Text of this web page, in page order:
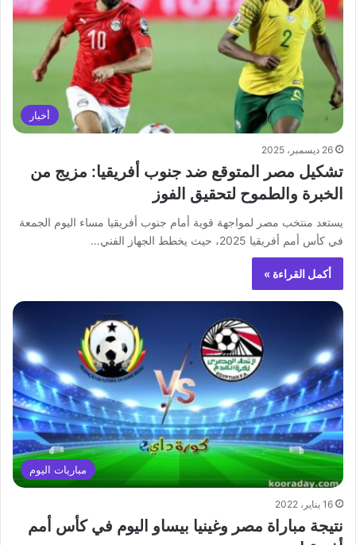
أخبار
26 ديسمبر، 2025
تشكيل مصر المتوقع ضد جنوب أفريقيا: مزيج من
الخبرة والطموح لتحقيق الفوز
يستعد منتخب مصر لمواجهة قوية أمام جنوب أفريقيا مساء اليوم الجمعة
في كأس أمم أفريقيا 2025، حيث يخطط الجهاز الفني…
أكمل القراءة »
مباريات اليوم
16 يناير، 2022
نتيجة مباراة مصر وغينيا بيساو اليوم في كأس أمم